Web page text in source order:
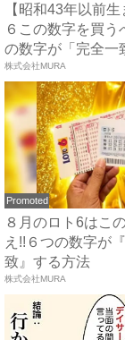
【昭和43年以前生
６この数字を買う
の数字が「完全一
方...
株式会社MURA
Promoted
８月のロト6はこ
え!!６つの数字が
致』する方法
株式会社MURA